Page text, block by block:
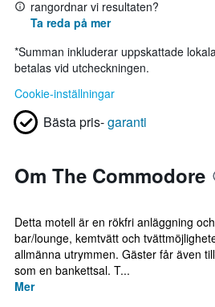
rangordnar vi resultaten?
Ta reda på mer
*Summan inkluderar uppskattade
betalas vid utcheckningen.
Cookie-inställningar
Bästa pris-garanti
Om The Commodore
Detta motell är en rökfri anläggning
bar/lounge, kemtvätt och
allmänna utrymmen. Gäster får även
som en bankettsal. T...
Mer